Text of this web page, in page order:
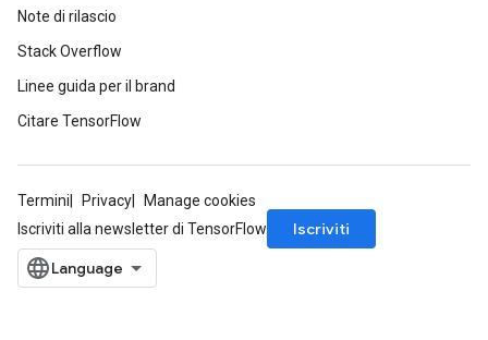
Note di rilascio
Stack Overflow
Linee guida per il brand
Citare TensorFlow
Termini Privacy
Manage cookies
Iscriviti alla newsletter di TensorFlow
Iscriviti